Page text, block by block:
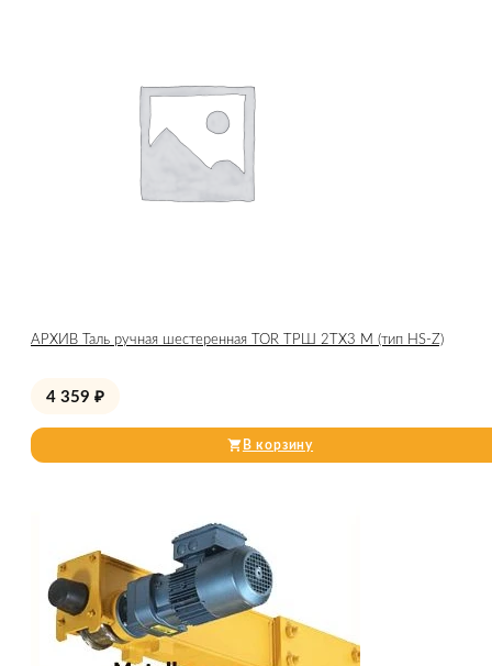
АРХИВ Таль ручная шестеренная TOR ТРШ 2ТХ3 М (тип HS-Z)
4 359 ₽
В корзину